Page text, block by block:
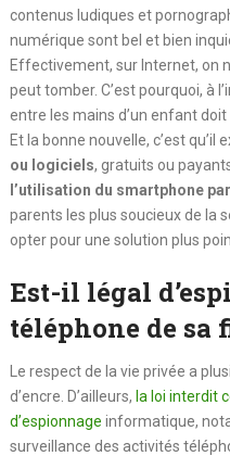
contenus ludiques et
numérique sont bel et bien
Effectivement, sur Internet, on
peut tomber. C’est pourquoi, à
entre les mains d’un enfant
Et la bonne nouvelle, c’est qu’il
ou logiciels, gratuits ou
l’utilisation du smartphone
parents les plus soucieux de la
opter pour une solution plus
Est-il légal
téléphone de sa
Le respect de la vie privée a
d’encre. D’ailleurs, la loi interdit
d’espionnage informatique,
surveillance des activités